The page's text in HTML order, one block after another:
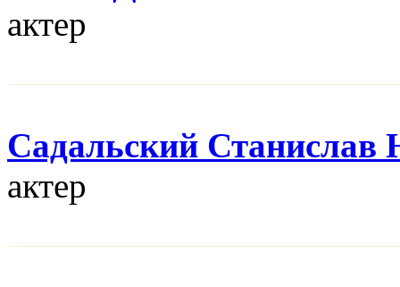
актер
Садальский
актер